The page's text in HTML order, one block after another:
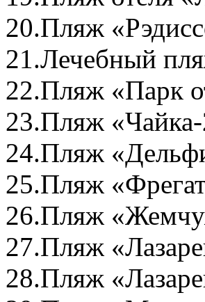
20.Пляж
21.Лечебный
22.Пляж «Парк
23.Пляж
24.Пляж
25.Пляж
26.Пляж
27.Пляж
28.Пляж